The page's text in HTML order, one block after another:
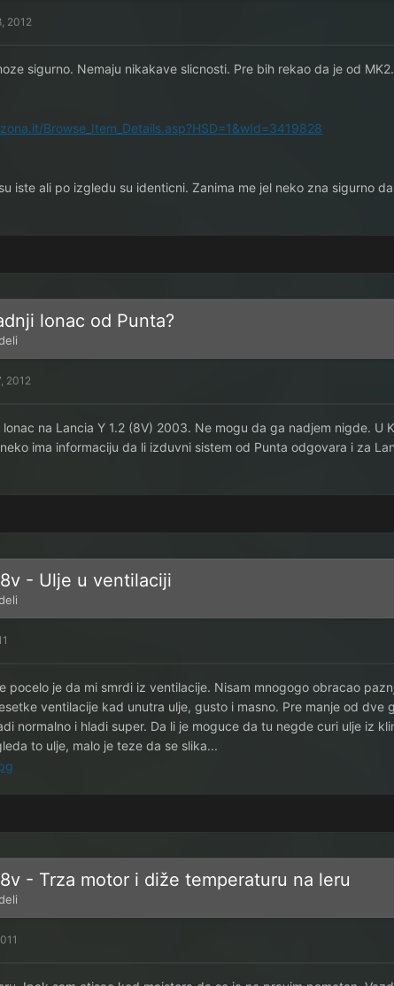
2012
sigurno. Nemaju nikakave slicnosti. Pre bih rekao da je od
Browse_Item_Details.asp?HSD=1&wId=3419828
iste ali po izgledu su identicni. Zanima me jel neko zna sigurno
lonac od Punta?
2012
lonac na Lancia Y 1.2 (8V) 2003. Ne mogu da ga nadjem nigde.
ima informaciju da li izduvni sistem od Punta odgovara i za
- Ulje u ventilaciji
pocelo je da mi smrdi iz ventilacije. Nisam mnogogo obracao
ventilacije kad unutra ulje, gusto i masno. Pre manje od dve
normalno i hladi super. Da li je moguce da tu negde curi ulje iz
to ulje, malo je teze da se slika...
- Trza motor i diže temperaturu na leru